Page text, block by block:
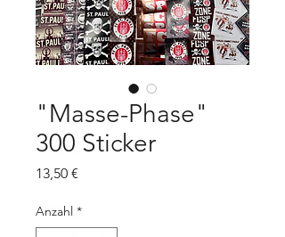
"Masse-Phase"
300 Sticker
13,50 €
Anzahl *